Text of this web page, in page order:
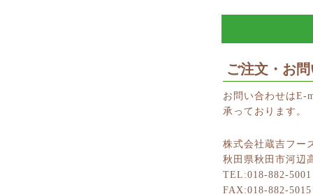
ご注文・お
お問い合わせはE-
承っております。
株式会社蔵吉フー
秋田県秋田市河辺
TEL:018-882-5001
FAX:018-882-5015